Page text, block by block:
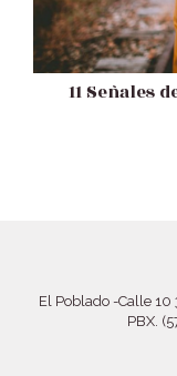
11 Señales
El Poblado -Calle 10
PBX.